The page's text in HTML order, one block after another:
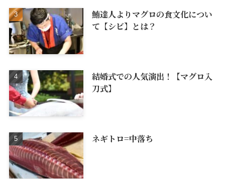
鮪達人よりマグロの食文化につい
て【シビ】とは？
結婚式での人気演出！【マグロ入
刀式】
ネギトロ=中落ち